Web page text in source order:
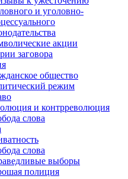
и уголовно-
акции
заговора
общество
режим
и контрреволюция
слова
слова
выборы
полиция